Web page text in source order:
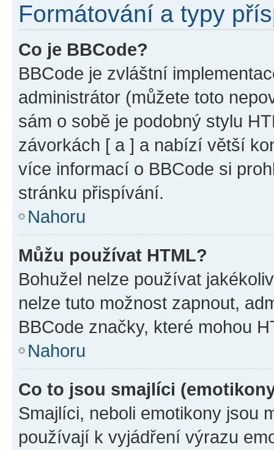
Formátování a typy
Co je BBCode?
BBCode je zvláštní
administrátor (můžete toto
sám o sobě je podobný stylu
závorkách [ a ] a nabízí větší
více informací o BBCode si
stránku přispívání.
Nahoru
Můžu používat HTML?
Bohužel nelze používat
nelze tuto možnost zapnout,
BBCode značky, které mohou
Nahoru
Co to jsou smajlíci
Smajlíci, neboli emotikony jsou
používají k vyjádření výrazu